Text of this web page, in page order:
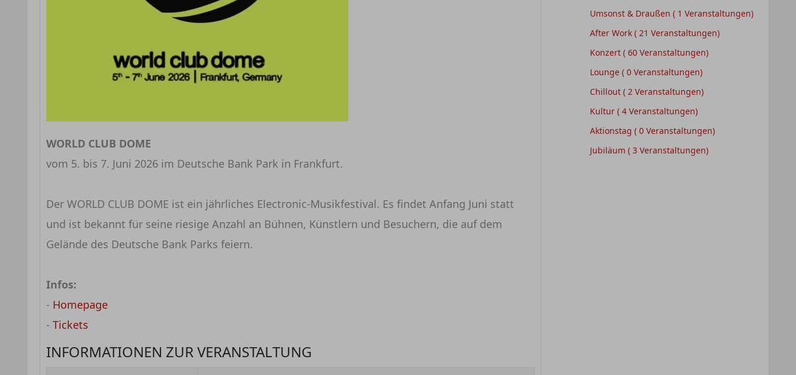
WORLD CLUB DOME
vom 5. bis 7. Juni 2026 im Deutsche Bank Park in Frankfurt.
Der WORLD CLUB DOME ist ein jährliches Electronic-Musikfestival. Es findet Anfang Juni statt
und ist bekannt für seine riesige Anzahl an Bühnen, Künstlern und Besuchern, die auf dem
Gelände des Deutsche Bank Parks feiern.
Infos:
- Homepage
- Tickets
INFORMATIONEN ZUR VERANSTALTUNG
Umsonst & Draußen ( 1 Veranstaltungen)
After Work ( 21 Veranstaltungen)
Konzert ( 60 Veranstaltungen)
Lounge ( 0 Veranstaltungen)
Chillout ( 2 Veranstaltungen)
Kultur ( 4 Veranstaltungen)
Aktionstag ( 0 Veranstaltungen)
Jubiläum ( 3 Veranstaltungen)